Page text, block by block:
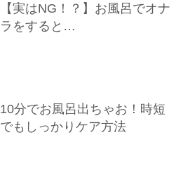
【実はNG！？】お風呂でオナ
ラをすると…
10分でお風呂出ちゃお！時短
でもしっかりケア方法